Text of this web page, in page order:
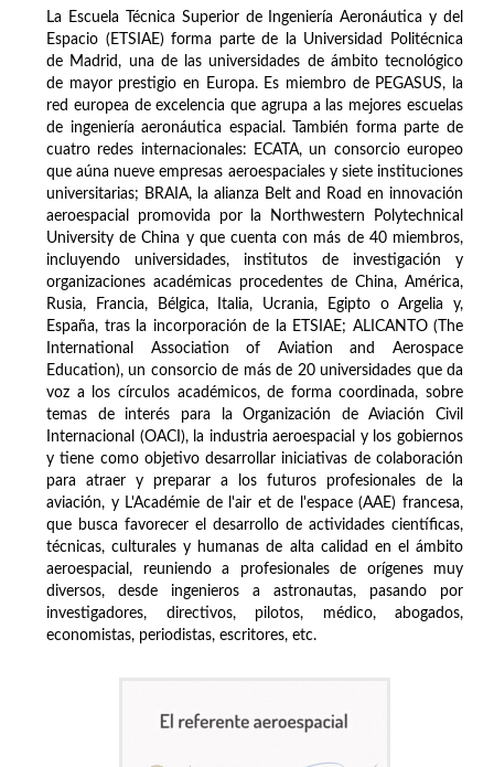
La Escuela Técnica Superior de Ingeniería Aeronáutica y del
Espacio (ETSIAE) forma parte de la Universidad Politécnica
de Madrid, una de las universidades de ámbito tecnológico
de mayor prestigio en Europa. Es miembro de PEGASUS, la
red europea de excelencia que agrupa a las mejores escuelas
de ingeniería aeronáutica espacial. También forma parte de
cuatro redes internacionales: ECATA, un consorcio europeo
que aúna nueve empresas aeroespaciales y siete instituciones
universitarias; BRAIA, la alianza Belt and Road en innovación
aeroespacial promovida por la Northwestern Polytechnical
University de China y que cuenta con más de 40 miembros,
incluyendo universidades, institutos de investigación y
organizaciones académicas procedentes de China, América,
Rusia, Francia, Bélgica, Italia, Ucrania, Egipto o Argelia y,
España, tras la incorporación de la ETSIAE; ALICANTO (The
International Association of Aviation and Aerospace
Education), un consorcio de más de 20 universidades que da
voz a los círculos académicos, de forma coordinada, sobre
temas de interés para la Organización de Aviación Civil
Internacional (OACI), la industria aeroespacial y los gobiernos
y tiene como objetivo desarrollar iniciativas de colaboración
para atraer y preparar a los futuros profesionales de la
aviación, y L'Académie de l'air et de l'espace (AAE) francesa,
que busca favorecer el desarrollo de actividades científicas,
técnicas, culturales y humanas de alta calidad en el ámbito
aeroespacial, reuniendo a profesionales de orígenes muy
diversos, desde ingenieros a astronautas, pasando por
investigadores, directivos, pilotos, médico, abogados,
economistas, periodistas, escritores, etc.